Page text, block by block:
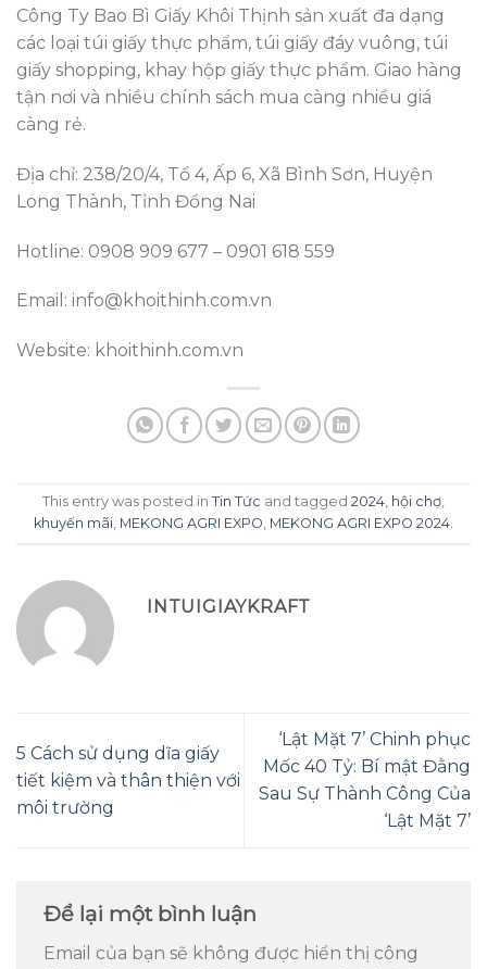
Công Ty Bao Bì Giấy Khôi Thịnh sản xuất đa dạng
các loại túi giấy thực phẩm, túi giấy đáy vuông, túi
giấy shopping, khay hộp giấy thực phẩm. Giao hàng
tận nơi và nhiều chính sách mua càng nhiều giá
càng rẻ.
Địa chỉ: 238/20/4, Tổ 4, Ấp 6, Xã Bình Sơn, Huyện
Long Thành, Tỉnh Đồng Nai
Hotline: 0908 909 677 – 0901 618 559
Email: info@khoithinh.com.vn
Website: khoithinh.com.vn
This entry was posted in Tin Tức and tagged 2024, hội chợ,
khuyến mãi, MEKONG AGRI EXPO, MEKONG AGRI EXPO 2024.
INTUIGIAYKRAFT
5 Cách sử dụng dĩa giấy
tiết kiệm và thân thiện với
môi trường
‘Lật Mặt 7’ Chinh phục
Mốc 40 Tỷ: Bí mật Đằng
Sau Sự Thành Công Của
‘Lật Mặt 7’
Để lại một bình luận
Email của bạn sẽ không được hiển thị công